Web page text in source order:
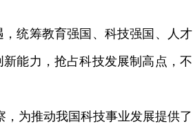
统筹教育强国、科技强国、人才
能力，抢占科技发展制高点，不
为推动我国科技事业发展提供了